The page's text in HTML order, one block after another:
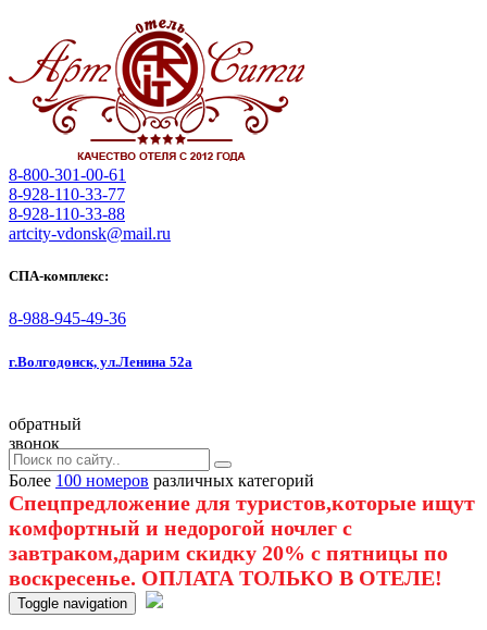
8-800-301-00-61
8-928-110-33-77
8-928-110-33-88
artcity-vdonsk@mail.ru
СПА-комплекс:
8-988-945-49-36
г.Волгодонск, ул.Ленина 52а
обратный
звонок
Более 100 номеров различных категорий
Спецпредложение для туристов,которые ищут
комфортный и недорогой ночлег с
завтраком,дарим скидку 20% с пятницы по
воскресенье. ОПЛАТА ТОЛЬКО В ОТЕЛЕ!
Toggle navigation